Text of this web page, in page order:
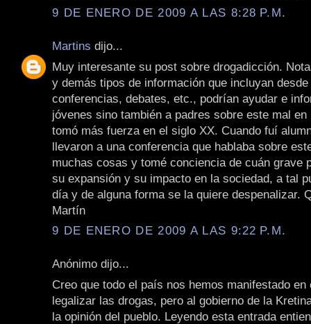
9 DE ENERO DE 2009 A LAS 8:28 P.M.
Martins dijo...
Muy interesante su post sobre drogadicción.
y demás tipos de información que incluyan
conferencias, debates, etc., podrían ayudar e
jóvenes sino también a padres sobre este mal en
tomó más fuerza en el siglo XX. Cuando fuí
llevaron a una conferencia que hablaba sobre
muchas cosas y tomé conciencia de cuán grave
su expansión y su impacto en la sociedad, a tal
día y de alguna forma se la quiere despenalizar.
Martín
9 DE ENERO DE 2009 A LAS 9:22 P.M.
Anónimo dijo...
Creo que todo el país nos hemos manifestado en
legalizar las drogas, pero al gobierno de la
la opinión del pueblo. Leyendo esta entrada